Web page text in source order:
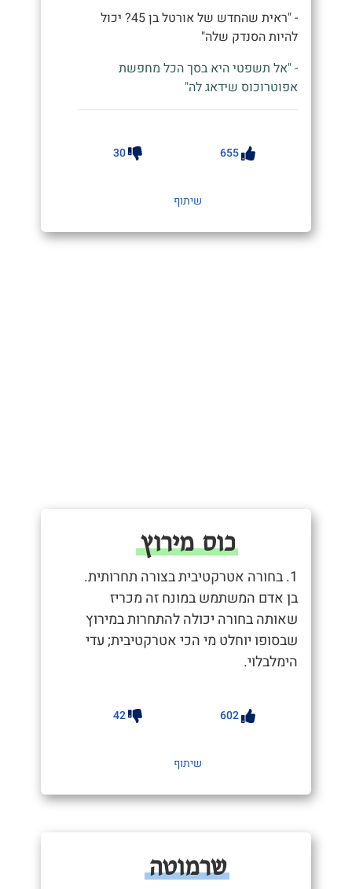
- "ראית שהחדש של אורטל בן 45? יכול
להיות הסנדק שלה"
- "אל תשפטי היא בסך הכל מחפשת
אפוטרוכוס שידאג לה"
655
30
שיתוף
כוס מירוץ
1. בחורה אטרקטיבית בצורה תחרותית.
בן אדם המשתמש במונח זה מכריז
שאותה בחורה יכולה להתחרות במירוץ
שבסופו יוחלט מי הכי אטרקטיבית; עדי
הימלבלוי.
602
42
שיתוף
שרמוטה